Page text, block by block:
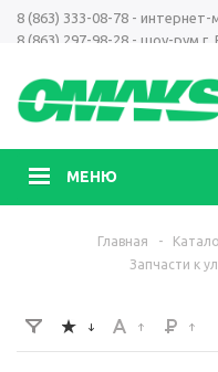
8 (863) 333-08-78 - интернет-
8 (863) 297-98-28 - шоу-рум
МЕНЮ
Главная -
Запчасти к